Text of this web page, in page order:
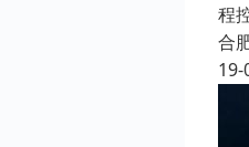
程
合
19-